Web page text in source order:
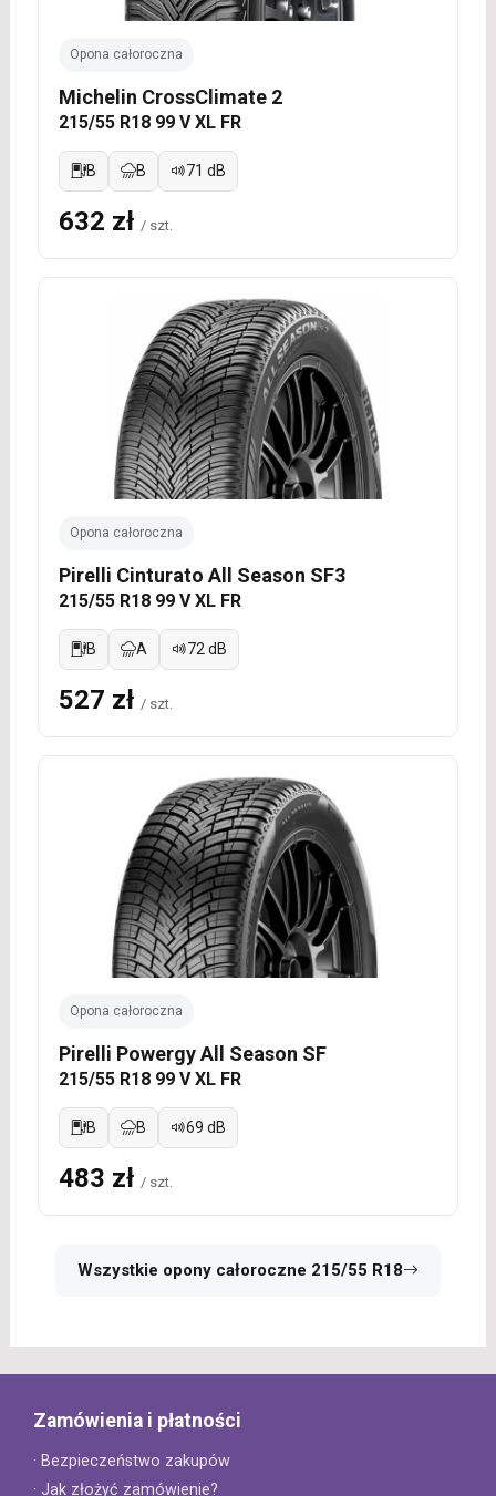
Opona całoroczna
Michelin CrossClimate 2
215/55 R18 99 V XL FR
B B 71 dB
632 zł / szt.
Opona całoroczna
Pirelli Cinturato All Season SF3
215/55 R18 99 V XL FR
B A 72 dB
527 zł / szt.
Opona całoroczna
Pirelli Powergy All Season SF
215/55 R18 99 V XL FR
B B 69 dB
483 zł / szt.
Wszystkie opony całoroczne 215/55 R18
Zamówienia i płatności
· Bezpieczeństwo zakupów
· Jak złożyć zamówienie?